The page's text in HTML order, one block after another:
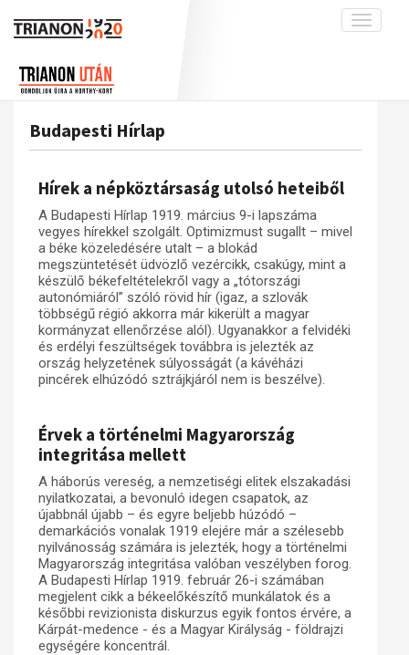
Toggle
interpretációk
A békerendszer megszilárdulása
Utókor és emlékezet
Munkatársaink
Blog
Adatbázis
Emlékművek (feltöltés alatt)
Menekültek
Visszhang
Publikációk
Kapcsolat
Trianon-kommentár
Dokumentumok
Műhelymunkák
Budapesti Hírlap
Hírek a népköztársaság utolsó heteiből
A Budapesti Hírlap 1919. március 9-i lapszáma
vegyes hírekkel szolgált. Optimizmust sugallt – mivel
a béke közeledésére utalt – a blokád
megszüntetését üdvözlő vezércikk, csakúgy, mint a
készülő békefeltételekről vagy a „tótországi
autonómiáról” szóló rövid hír (igaz, a szlovák
többségű régió akkorra már kikerült a magyar
kormányzat ellenőrzése alól). Ugyanakkor a felvidéki
és erdélyi feszültségek továbbra is jelezték az
ország helyzetének súlyosságát (a kávéházi
pincérek elhúzódó sztrájkjáról nem is beszélve).
Érvek a történelmi Magyarország
integritása mellett
A háborús vereség, a nemzetiségi elitek elszakadási
nyilatkozatai, a bevonuló idegen csapatok, az
újabbnál újabb – és egyre beljebb húzódó –
demarkációs vonalak 1919 elejére már a szélesebb
nyilvánosság számára is jelezték, hogy a történelmi
Magyarország integritása valóban veszélyben forog.
A Budapesti Hírlap 1919. február 26-i számában
megjelent cikk a békeelőkészítő munkálatok és a
későbbi revizionista diskurzus egyik fontos érvére, a
Kárpát-medence - és a Magyar Királyság - földrajzi
egységére koncentrál.